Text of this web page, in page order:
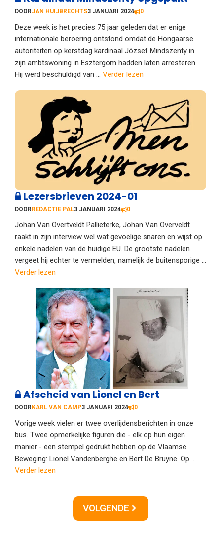
DOORJAN HUIJBRECHTS3 JANUARI 2024 0
Deze week is het precies 75 jaar geleden dat er enige
internationale beroering ontstond omdat de Hongaarse
autoriteiten op kerstdag kardinaal József Mindszenty in
zijn ambtswoning in Esztergom hadden laten arresteren.
Hij werd beschuldigd van ... Verder lezen
Lezersbrieven 2024-01
DOOR REDACTIE PAL3 JANUARI 2024 0
Johan Van Overtveldt Pallieterke, Johan Van Overveldt
raakt in zijn interview wel wat gevoelige snaren en wijst op
enkele nadelen van de huidige EU. De grootste nadelen
vergeet hij echter te vermelden, namelijk de buitensporige ...
Verder lezen
Afscheid van Lionel en Bert
DOORKARL VAN CAMP3 JANUARI 2024 0
Vorige week vielen er twee overlijdensberichten in onze
bus. Twee opmerkelijke figuren die - elk op hun eigen
manier - een stempel gedrukt hebben op de Vlaamse
Beweging: Lionel Vandenberghe en Bert De Bruyne. Op ...
Verder lezen
VOLGENDE